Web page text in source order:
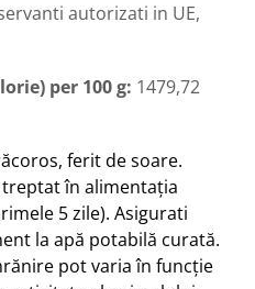
autorizati in UE,
per 100 g: 1479,72
ferit de soare.
în alimentația
5 zile). Asigurati
la apă potabilă curată.
pot varia în funcție